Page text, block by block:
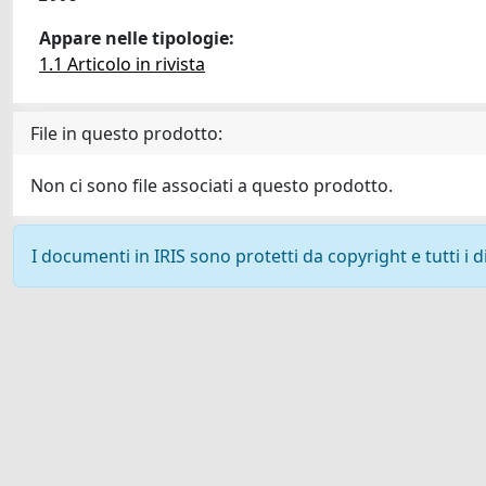
Appare nelle tipologie:
1.1 Articolo in rivista
File in questo prodotto:
Non ci sono file associati a questo prodotto.
I documenti in IRIS sono protetti da copyright e tutti i